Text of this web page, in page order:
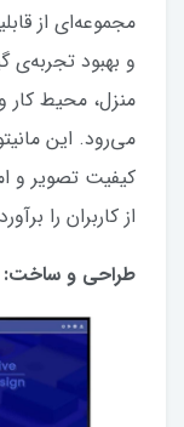
مجموعه‌ای از
و بهبود تجربه‌ی
منزل، محیط
می‌رود. این
کیفیت تصویر و
از کاربران را
طراحی و ساخت: